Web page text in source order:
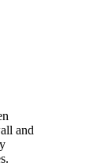
and